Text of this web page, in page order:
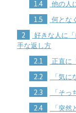
1.4 他の人
1.5 何とな
2
好きな人に
手な返し方
2.1 正直に
2.2 「気に
2.3 「そっ
2.4 「突然